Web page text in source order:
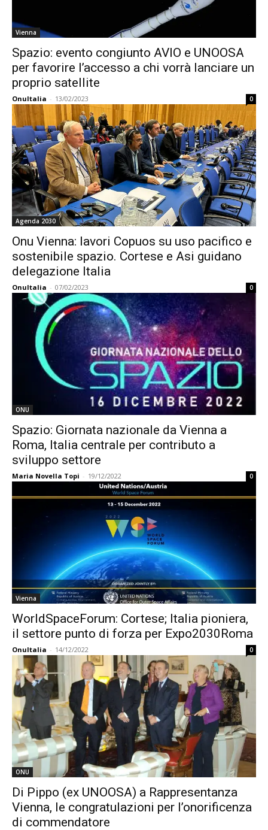
Vienna
Spazio: evento congiunto AVIO e UNOOSA
per favorire l’accesso a chi vorrà lanciare un
proprio satellite
OnuItalia - 13/02/2023 0
Agenda 2030
Onu Vienna: lavori Copuos su uso pacifico e
sostenibile spazio. Cortese e Asi guidano
delegazione Italia
OnuItalia - 07/02/2023 0
ONU
Spazio: Giornata nazionale da Vienna a
Roma, Italia centrale per contributo a
sviluppo settore
Maria Novella Topi - 19/12/2022 0
Vienna
WorldSpaceForum: Cortese; Italia pioniera,
il settore punto di forza per Expo2030Roma
OnuItalia - 14/12/2022 0
ONU
Di Pippo (ex UNOOSA) a Rappresentanza
Vienna, le congratulazioni per l’onorificenza
di commendatore